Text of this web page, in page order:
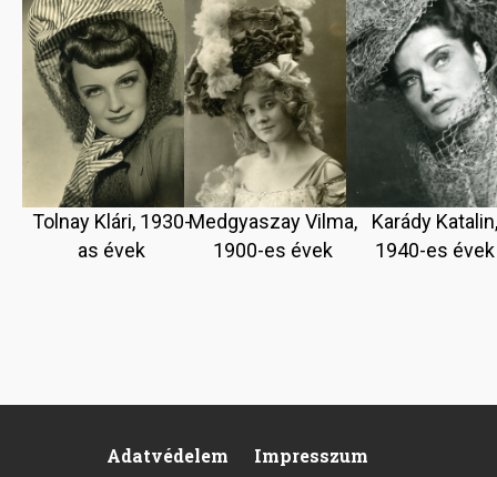
Tolnay Klári, 1930-
as évek
Medgyaszay Vilma,
1900-es évek
Karády Katalin,
1940-es évek
Adatvédelem Impresszum